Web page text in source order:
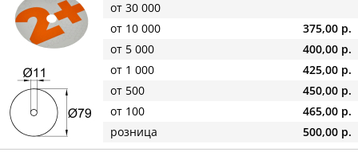
от 30 000
от 10 000
375,00 р.
от 5 000
400,00 р.
от 1 000
425,00 р.
от 500
450,00 р.
от 100
465,00 р.
розница
500,00 р.